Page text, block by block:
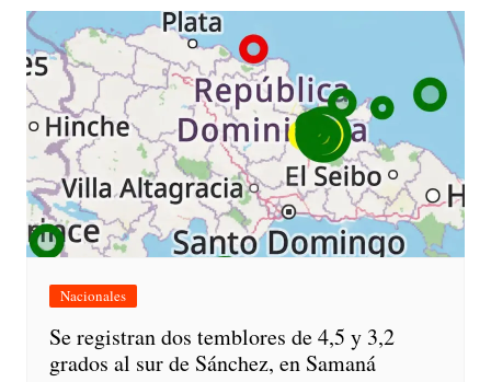
Nacionales
Se registran dos temblores de 4,5 y 3,2
grados al sur de Sánchez, en Samaná